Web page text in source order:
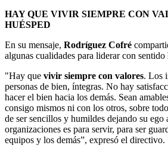
HAY QUE VIVIR SIEMPRE CON
HUÉSPED
En su mensaje, Rodríguez Cofré
algunas cualidades para liderar con sentido
"Hay que vivir siempre con valores. Los
personas de bien, íntegras. No hay
hacer el bien hacia los demás. Sean
consigo mismos ni con los otros, sobre
de ser sencillos y humildes dejando su ego
organizaciones es para servir, para ser
equipos y los demás”, expresó el directivo.